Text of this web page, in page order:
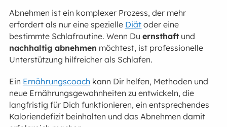
Abnehmen ist ein komplexer Prozess, der mehr
erfordert als nur eine spezielle Diät oder eine
bestimmte Schlafroutine. Wenn Du ernsthaftund
nachhaltig abnehmen möchtest, ist professionelle
Unterstützung hilfreicher als Schlafen.
Ein Ernährungscoach kann Dir helfen, Methoden und
neue Ernährungsgewohnheiten zu entwickeln, die
langfristig für Dich funktionieren, ein entsprechendes
Kaloriendefizit beinhalten und das Abnehmen damit